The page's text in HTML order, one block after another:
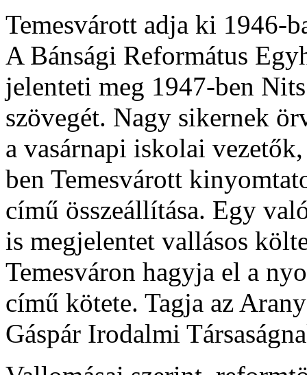
Temesvárott adja ki 1946-
A Bánsági Református
jelenteti meg 1947-ben
szövegét. Nagy sikernek
a vasárnapi iskolai
ben Temesvárott
című összeállítása. Egy
is megjelentet vallásos
Temesváron hagyja el a
című kötete. Tagja az
Gáspár Irodalmi